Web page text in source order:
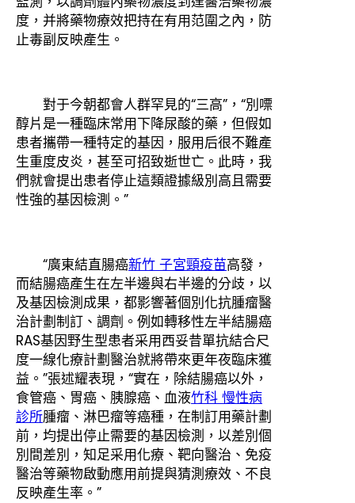
度，并將藥物療效把持在有用范圍之內，防
止毒副反映產生。
對于今朝都會人群罕見的“三高”，“別嘌
醇片是一種臨床常用下降尿酸的藥，但假如
患者攜帶一種特定的基因，服用后很不難產
生重度皮炎，甚至可招致逝世亡。此時，我
們就會提出患者停止這類證據級別高且需要
性強的基因檢測。”
“廣東結直腸癌新竹 子宮頸疫苗高發，
而結腸癌產生在左半邊與右半邊的分歧，以
及基因檢測成果，都影響著個別化抗腫瘤醫
治計劃制訂、調劑。例如轉移性左半結腸癌
RAS基因野生型患者采用西妥昔單抗結合尺
度一線化療計劃醫治就將帶來更年夜臨床獲
益。”張述耀表現，“實在，除結腸癌以外，
食管癌、胃癌、胰腺癌、血液竹科 慢性病
診所腫瘤、淋巴瘤等癌種，在制訂用藥計劃
前，均提出停止需要的基因檢測，以差別個
別間差別，知足采用化療、靶向醫治、免疫
醫治等藥物啟動應用前提與猜測療效、不良
反映產生率。”